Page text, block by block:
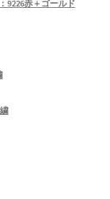
9226赤＋ゴールド